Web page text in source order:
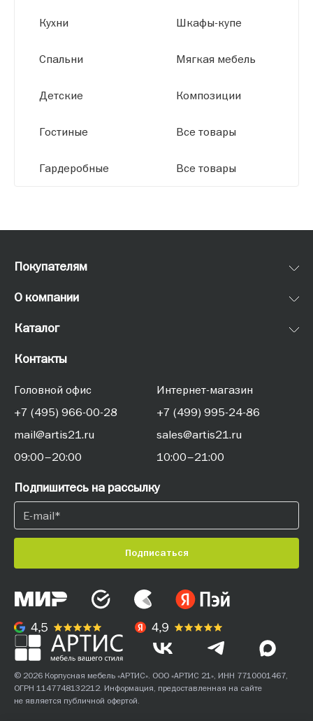
Кухни
Спальни
Детские
Гостиные
Гардеробные
Шкафы-купе
Мягкая мебель
Композиции
Все товары
Все товары
Покупателям
О компании
Каталог
Контакты
Головной офис
+7 (495) 966-00-28
mail@artis21.ru
09:00–20:00
Интернет-магазин
+7 (499) 995-24-86
sales@artis21.ru
10:00–21:00
Подпишитесь на рассылку
Подписаться
© 2026 Корпусная мебель «АРТИС». ООО «АРТИС 21», ИНН 7710001467,
ОГРН 1147748132212. Информация, предоставленная на сайте
не является публичной офертой.